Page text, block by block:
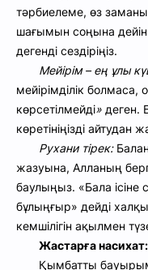
тәрбиелеме, өз
шағымын соңына
дегенді сездіріңіз.
Мейірім – ең ұлы
мейірімділік болмаса,
көрсетілмейді» деген.
көретініңізді айтудан
Рухани тірек:
жазуына, Алланың
баулыңыз. «Бала ісіне
бұлыңғыр» дейді
кемшілігін ақылмен
Жастарға
Қымбатты